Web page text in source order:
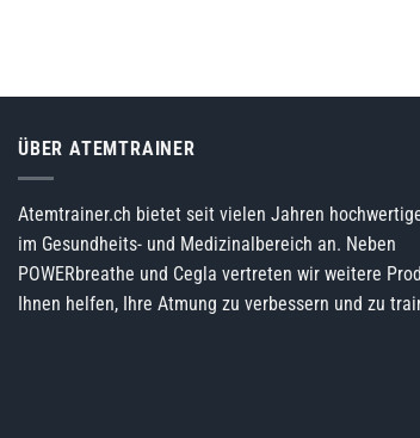
ÜBER ATEMTRAINER
Atemtrainer.ch bietet seit vielen Jahren
im Gesundheits- und Medizinalbereich an. Neben
POWERbreathe und Cegla vertreten wir weitere
Ihnen helfen, Ihre Atmung zu verbessern und zu